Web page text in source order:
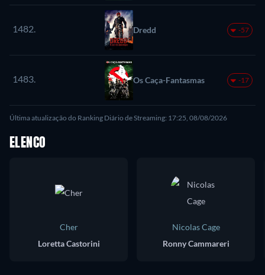
1482. Dredd -57
1483. Os Caça-Fantasmas -17
Última atualização do Ranking Diário de Streaming: 17:25, 08/08/2026
ELENCO
Cher
Loretta Castorini
Nicolas Cage
Ronny Cammareri